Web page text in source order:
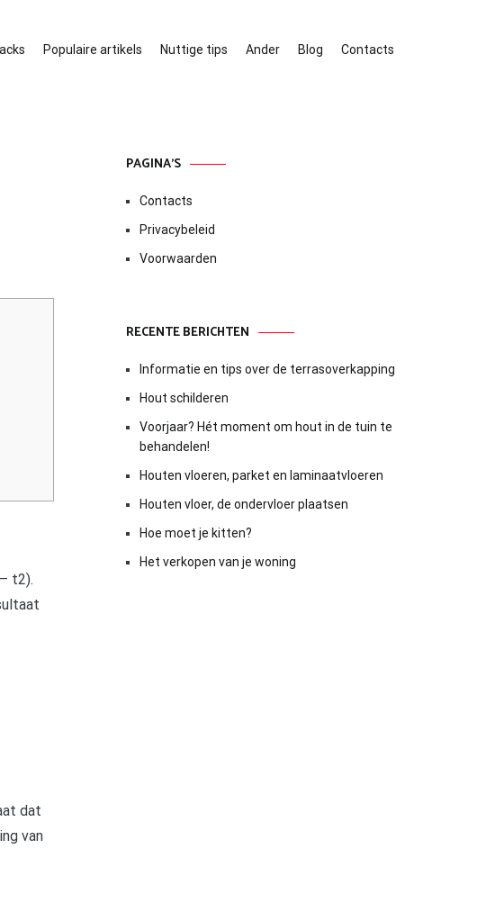
Populaire artikels Nuttige tips Ander Blog Contacts
t2).
dat
van
PAGINA’S
Contacts
Privacybeleid
Voorwaarden
RECENTE BERICHTEN
Informatie en tips over de terrasoverkapping
Hout schilderen
Voorjaar? Hét moment om hout in de tuin te
behandelen!
Houten vloeren, parket en laminaatvloeren
Houten vloer, de ondervloer plaatsen
Hoe moet je kitten?
Het verkopen van je woning